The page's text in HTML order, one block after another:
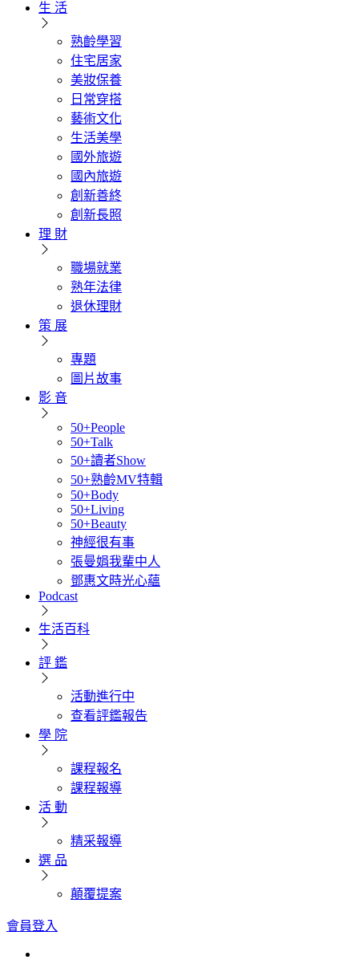
生 活
熟齡學習
住宅居家
美妝保養
日常穿搭
藝術文化
生活美學
國外旅遊
國內旅遊
創新善終
創新長照
理 財
職場就業
熟年法律
退休理財
策 展
專題
圖片故事
影 音
50+People
50+Talk
50+讀者Show
50+熟齡MV特輯
50+Body
50+Living
50+Beauty
神經很有事
張曼娟我輩中人
鄧惠文時光心蘊
Podcast
生活百科
評 鑑
活動進行中
查看評鑑報告
學 院
課程報名
課程報導
活 動
精采報導
選 品
顛覆提案
會員登入